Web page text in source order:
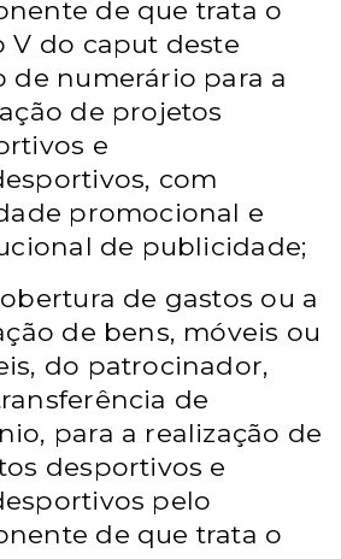
de que trata o
V do caput deste
de numerário para a
de projetos
e
com
promocional e
de publicidade;
de gastos ou a
de bens, móveis ou
do patrocinador,
de
para a realização de
desportivos e
pelo
de que trata o